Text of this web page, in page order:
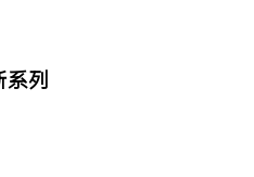
系列